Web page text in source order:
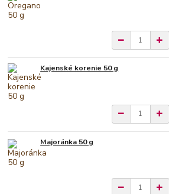
Kajenské korenie 50 g
Majoránka 50 g